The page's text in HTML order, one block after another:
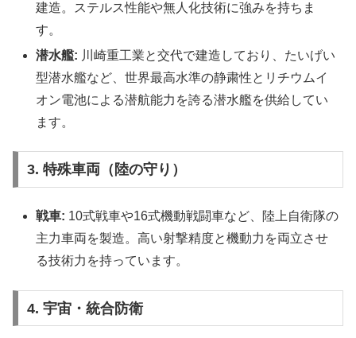
建造。ステルス性能や無人化技術に強みを持ちま
す。
潜水艦: 川崎重工業と交代で建造しており、たいげい
型潜水艦など、世界最高水準の静粛性とリチウムイ
オン電池による潜航能力を誇る潜水艦を供給してい
ます。
3. 特殊車両（陸の守り）
戦車: 10式戦車や16式機動戦闘車など、陸上自衛隊の
主力車両を製造。高い射撃精度と機動力を両立させ
る技術力を持っています。
4. 宇宙・統合防衛